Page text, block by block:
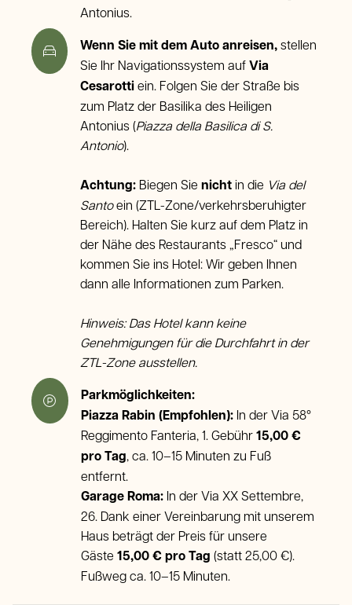
Antonius.
Wenn Sie mit dem Auto anreisen,stellen
Sie Ihr Navigationssystem aufVia
Cesarottiein. Folgen Sie der Straße bis
zum Platz der Basilika des Heiligen
Antonius (Piazza della Basilica di S.
Antonio).
Achtung:Biegen Sie nichtin die Via del
Santoein (ZTL-Zone/verkehrsberuhigter
Bereich). Halten Sie kurz auf dem Platz in
der Nähe des Restaurants „Fresco“ und
kommen Sie ins Hotel: Wir geben Ihnen
dann alle Informationen zum Parken.
Hinweis: Das Hotel kann keine
Genehmigungen für die Durchfahrt in der
ZTL-Zone ausstellen.
Parkmöglichkeiten:
Piazza Rabin (Empfohlen):In der Via 58°
Reggimento Fanteria, 1. Gebühr15,00 €
pro Tag, ca. 10–15 Minuten zu Fuß
entfernt.
Garage Roma:In der Via XX Settembre,
26. Dank einer Vereinbarung mit unserem
Haus beträgt der Preis für unsere
Gäste 15,00 € pro Tag (statt 25,00 €).
Fußweg ca. 10–15 Minuten.